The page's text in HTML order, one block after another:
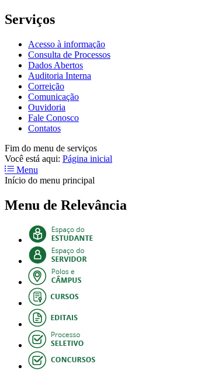
Serviços
Acesso à informação
Consulta de Processos
Dados Abertos
Auditoria Interna
Correição
Comunicação
Ouvidoria
Fale Conosco
Contatos
Fim do menu de serviços
Você está aqui: Página inicial
Menu
Início do menu principal
Menu de Relevância